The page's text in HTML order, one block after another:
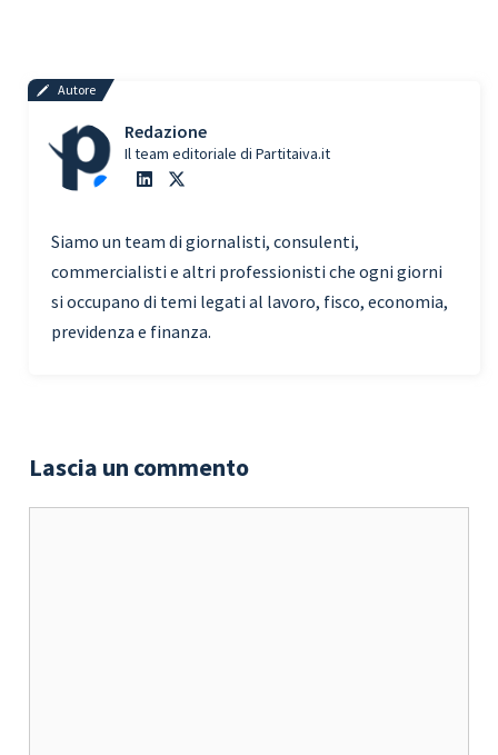
Autore
Redazione
Il team editoriale di Partitaiva.it
Siamo un team di giornalisti, consulenti,
commercialisti e altri professionisti che ogni giorni
si occupano di temi legati al lavoro, fisco, economia,
previdenza e finanza.
Lascia un commento